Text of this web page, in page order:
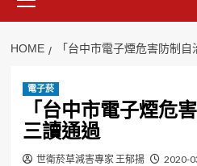
Menu
HOME 「台中市電子煙危害防制
電子菸
「台中市電子煙危
三讀通過
世衛菸草減害專家 王郁揚 2020-